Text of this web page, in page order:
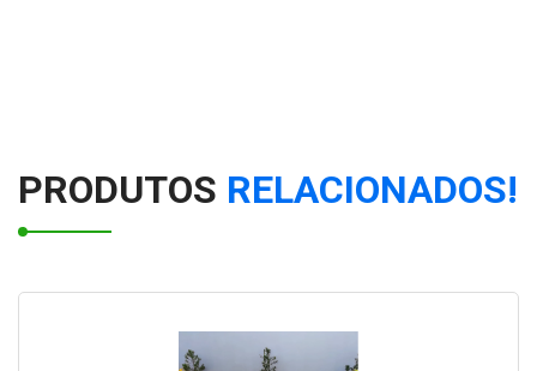
PRODUTOS RELACIONADOS!